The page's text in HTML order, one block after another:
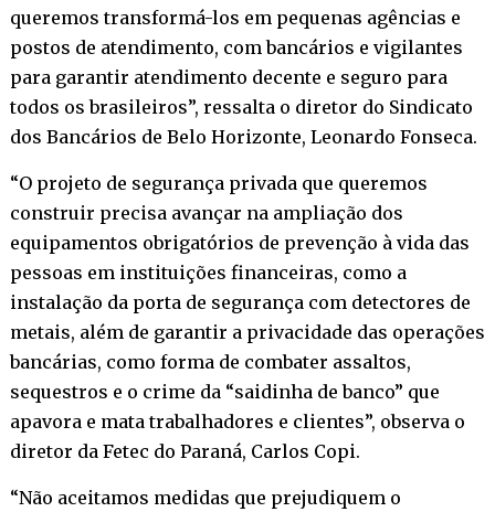
queremos transformá-los em pequenas agências e
postos de atendimento, com bancários e vigilantes
para garantir atendimento decente e seguro para
todos os brasileiros”, ressalta o diretor do Sindicato
dos Bancários de Belo Horizonte, Leonardo Fonseca.
“O projeto de segurança privada que queremos
construir precisa avançar na ampliação dos
equipamentos obrigatórios de prevenção à vida das
pessoas em instituições financeiras, como a
instalação da porta de segurança com detectores de
metais, além de garantir a privacidade das operações
bancárias, como forma de combater assaltos,
sequestros e o crime da “saidinha de banco” que
apavora e mata trabalhadores e clientes”, observa o
diretor da Fetec do Paraná, Carlos Copi.
“Não aceitamos medidas que prejudiquem o